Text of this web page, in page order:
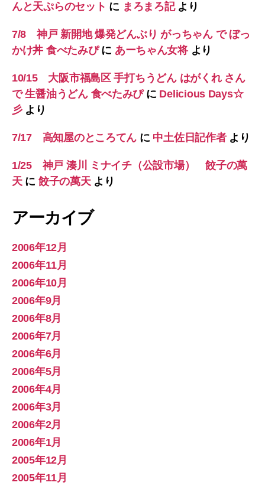
んと天ぷらのセット に まろまろ記より
7/8 神戸 新開地 爆発どんぶり がっちゃん で ぼっ
かけ丼 食べたみぴに あーちゃん女将より
10/15 大阪市福島区 手打ちうどん はがくれ さん
で 生醤油うどん 食べたみぴに Delicious Days☆
彡より
7/17 高知屋のところてん に 中土佐日記作者より
1/25 神戸 湊川 ミナイチ（公設市場） 餃子の萬
天に 餃子の萬天より
アーカイブ
2006年12月
2006年11月
2006年10月
2006年9月
2006年8月
2006年7月
2006年6月
2006年5月
2006年4月
2006年3月
2006年2月
2006年1月
2005年12月
2005年11月